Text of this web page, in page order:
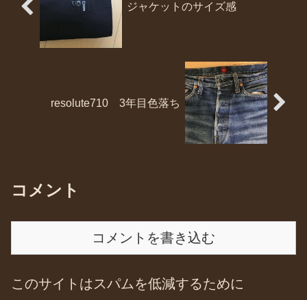
ジャケットのサイズ感
resolute710 3年目色落ち
コメント
コメントを書き込む
このサイトはスパムを低減するために